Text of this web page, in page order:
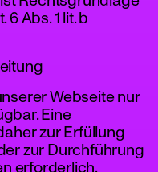
Abs. 1 lit. b
Webseite nur
Eine
zur Erfüllung
zur Durchführung
erforderlich.